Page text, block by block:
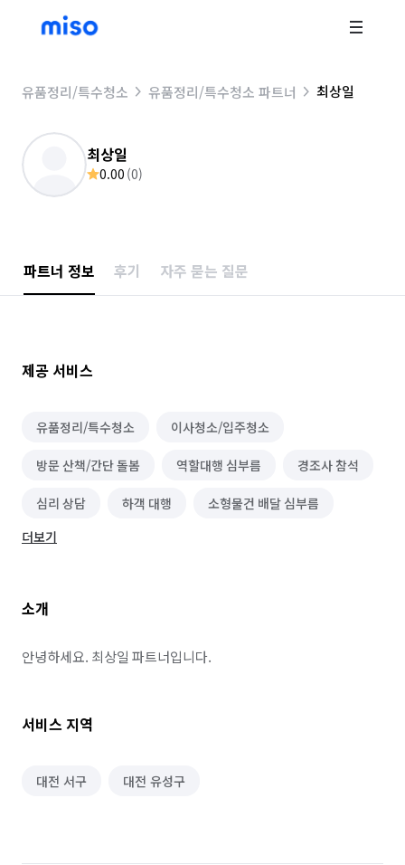
유품정리/특수청소 유품정리/특수청소 파트너 최상일
최상일
0.00 (0)
파트너 정보 후기 자주 묻는 질문
제공 서비스
유품정리/특수청소 이사청소/입주청소
방문 산책/간단 돌봄 역할대행 심부름 경조사 참석
심리 상담 하객 대행
소형물건 배달 심부름
더보기
소개
안녕하세요. 최상일 파트너입니다.
서비스 지역
대전 서구 대전 유성구